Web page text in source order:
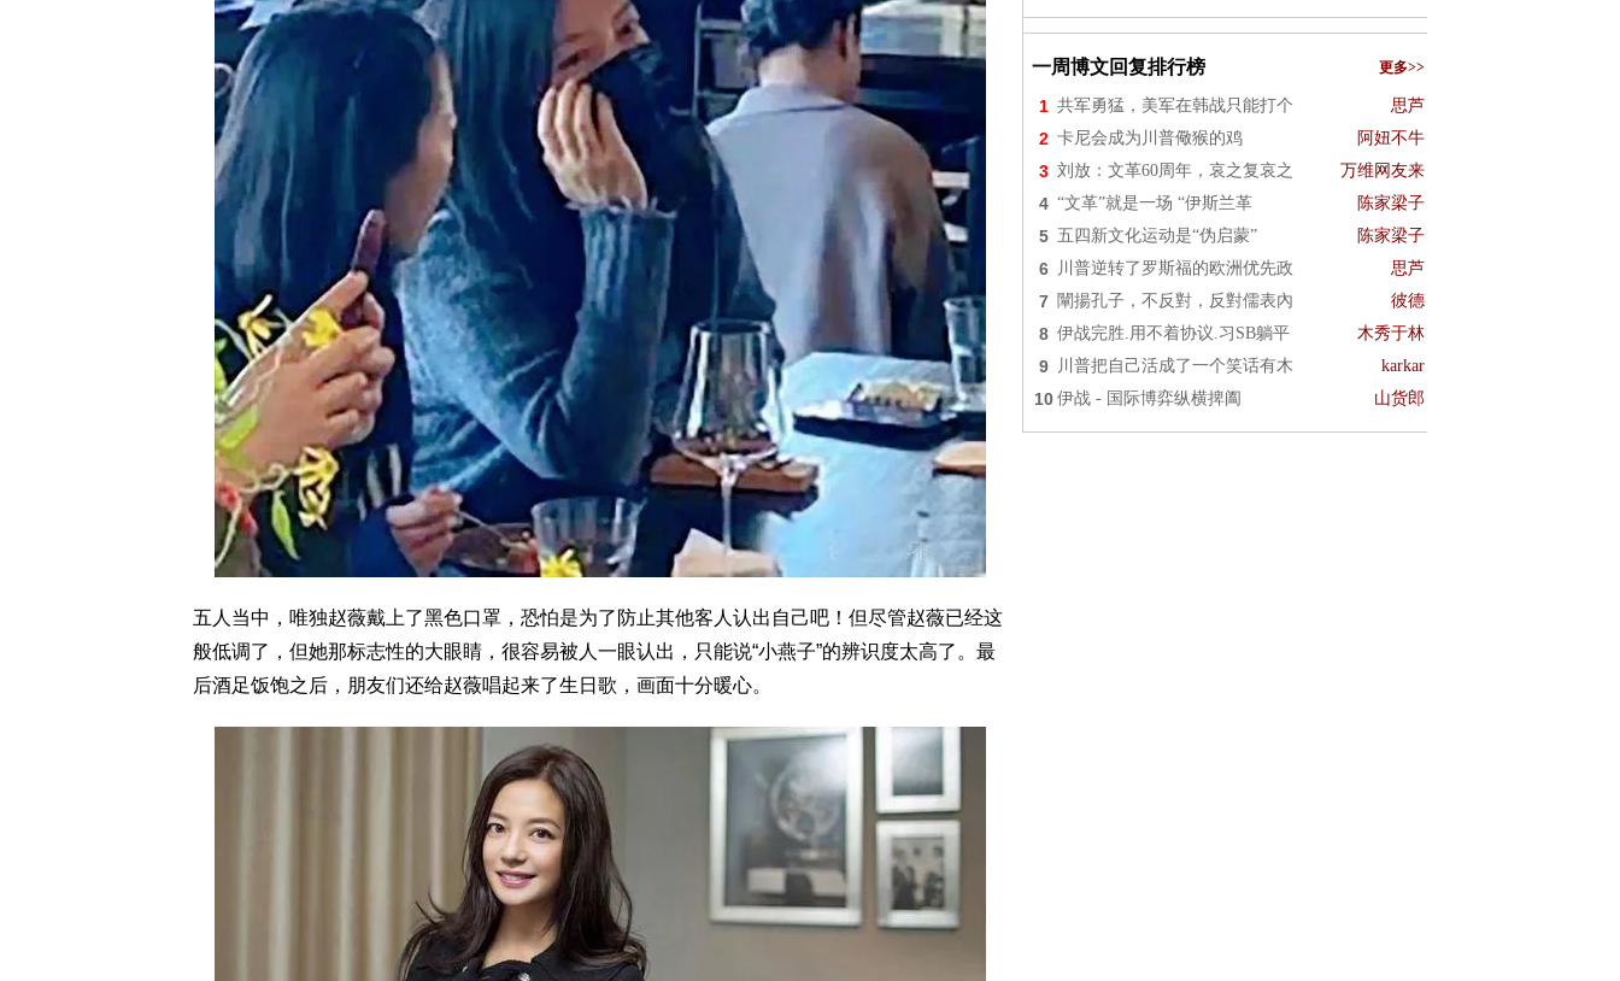
五人当中，唯独赵薇戴上了黑色口罩，恐怕是为了防止其他客人认出自己吧！但尽管赵薇已经这
般低调了，但她那标志性的大眼睛，很容易被人一眼认出，只能说“小燕子”的辨识度太高了。最
后酒足饭饱之后，朋友们还给赵薇唱起来了生日歌，画面十分暖心。
一周博文回复排行榜 更多>>
1 共军勇猛，美军在韩战只能打个 思芦
2 卡尼会成为川普儆猴的鸡 阿妞不牛
3 刘放：文革60周年，哀之复哀之 万维网友来
4 “文革”就是一场 “伊斯兰革 陈家梁子
5 五四新文化运动是“伪启蒙” 陈家梁子
6 川普逆转了罗斯福的欧洲优先政 思芦
7 闡揚孔子，不反對，反對儒表內 彼德
8 伊战完胜.用不着协议.习SB躺平 木秀于林
9 川普把自己活成了一个笑话有木 karkar
10 伊战 - 国际博弈纵横捭阖 山货郎